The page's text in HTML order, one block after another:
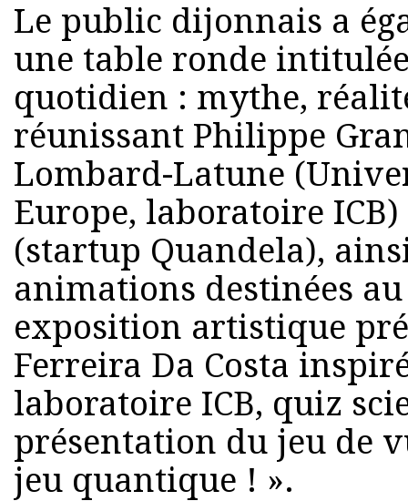
Le public dijonnais a
une table ronde
quotidien : mythe,
réunissant Philippe
Lombard-Latune
Europe, laboratoire
(startup Quandela),
animations destinées
exposition artistique
Ferreira Da Costa
laboratoire ICB, quiz
présentation du jeu de
jeu quantique ! ».